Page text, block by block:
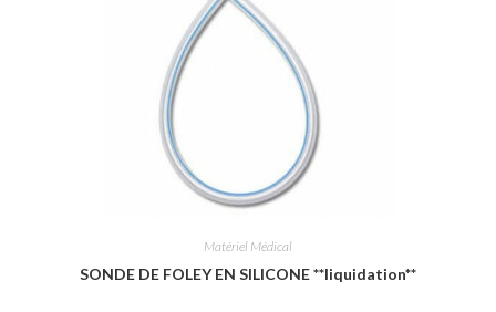
Matériel Médical
SONDE DE FOLEY EN SILICONE **liquidation**